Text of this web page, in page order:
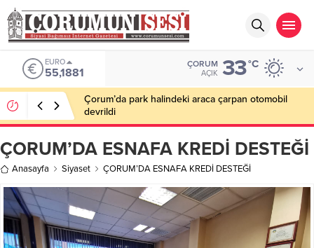
EURO
55,1881
ÇORUM
AÇIK 33°C
Çorum’da park halindeki araca çarpan otomobil
devrildi
ÇORUM’DA ESNAFA KREDİ DESTEĞİ
Anasayfa Siyaset ÇORUM’DA ESNAFA KREDİ DESTEĞİ